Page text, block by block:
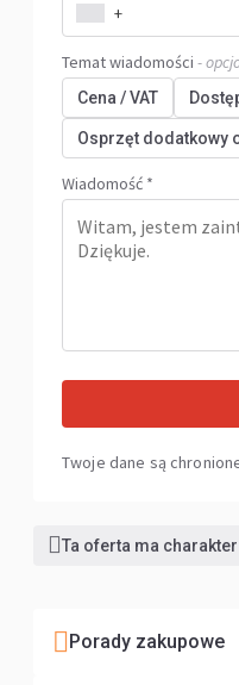
+
Temat wiadomości -
Cena / VAT
Osprzęt dodatkowy
Wiadomość *
Twoje dane są
Ta oferta ma
Porady zakupowe